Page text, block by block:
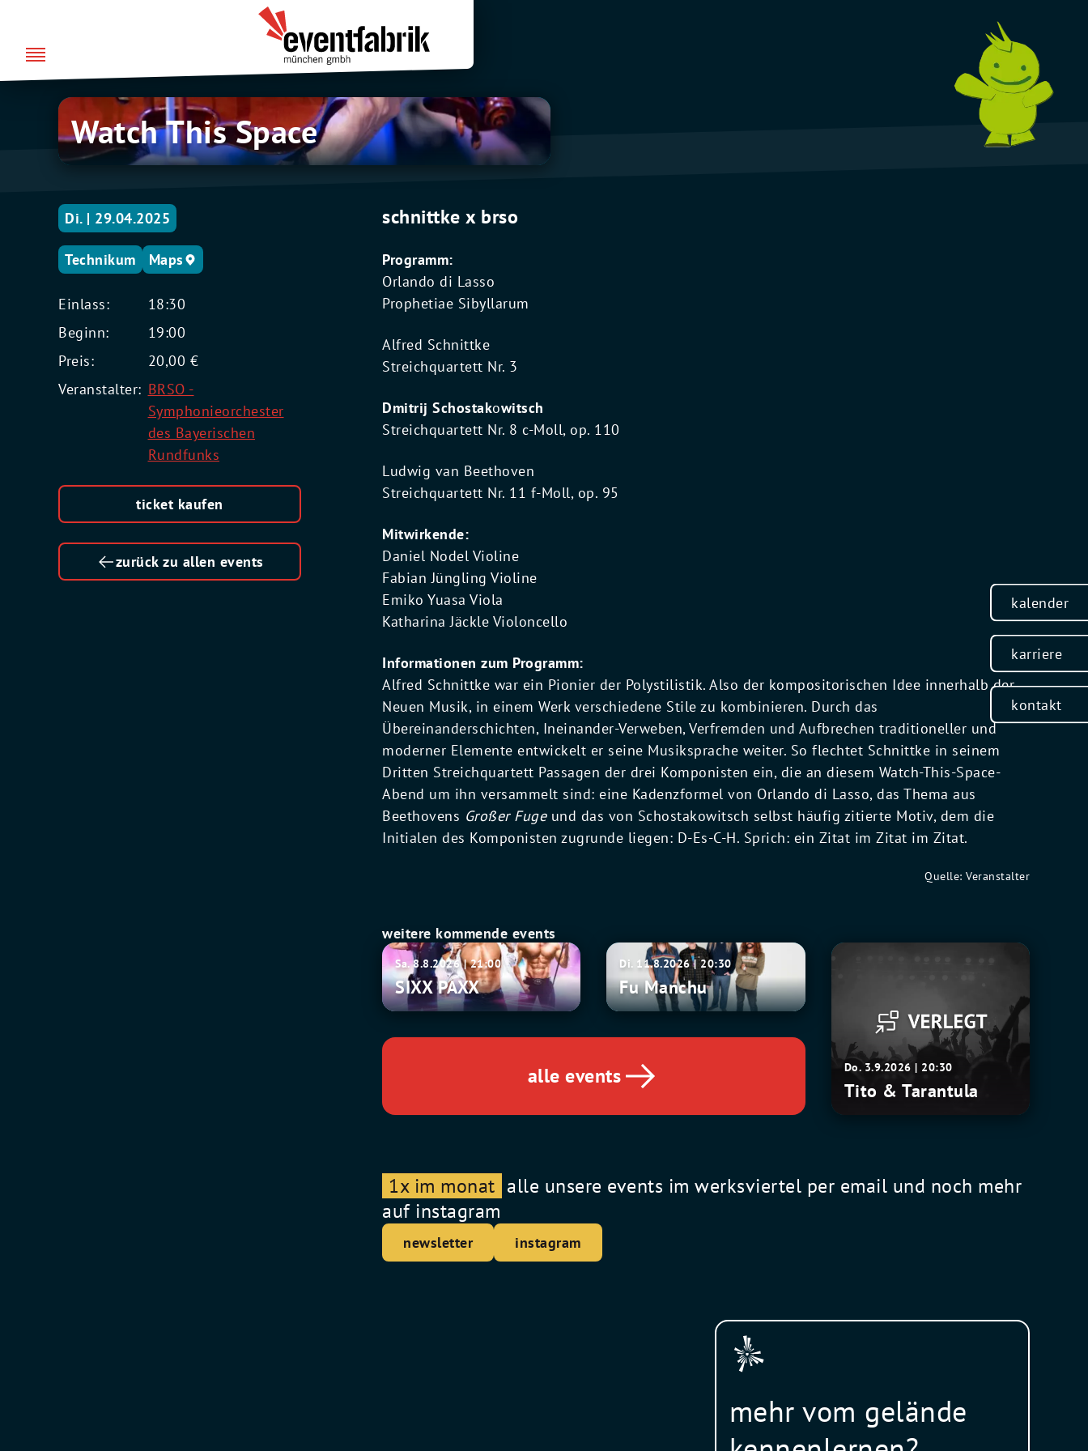
springen
kalender
karriere
kontakt
Watch
This
Space
Watch This Space
schnittke x brso
Programm:
Orlando di Lasso
Prophetiae Sibyllarum
Alfred Schnittke
Streichquartett Nr. 3
Dmitrij Schostakowitsch
Streichquartett Nr. 8 c-Moll, op. 110
Ludwig van Beethoven
Streichquartett Nr. 11 f-Moll, op. 95
Mitwirkende:
Daniel Nodel Violine
Fabian Jüngling Violine
Emiko Yuasa Viola
Katharina Jäckle Violoncello
Informationen zum Programm:
Alfred Schnittke war ein Pionier der Polystilistik. Also der kompositorischen Idee innerhalb der
Neuen Musik, in einem Werk verschiedene Stile zu kombinieren. Durch das
Übereinanderschichten, Ineinander-Verweben, Verfremden und Aufbrechen traditioneller und
moderner Elemente entwickelt er seine Musiksprache weiter. So flechtet Schnittke in seinem
Dritten Streichquartett Passagen der drei Komponisten ein, die an diesem Watch-This-Space-
Abend um ihn versammelt sind: eine Kadenzformel von Orlando di Lasso, das Thema aus
Beethovens Großer Fugeund das von Schostakowitsch selbst häufig zitierte Motiv, dem die
Initialen des Komponisten zugrunde liegen: D-Es-C-H. Sprich: ein Zitat im Zitat im Zitat.
Quelle: Veranstalter
weitere kommende events
SIXX
PAXX
Sa. 8.8.2026 | 21:00
SIXX PAXX
Fu
Manchu
Di. 11.8.2026 | 20:30
Fu Manchu
Tito
Do. 3.9.2026 | 20:30
Tito & Tarantula
alle events
1x im monat alle unsere events im werksviertel per email und noch mehr
auf instagram
newsletter instagram
Di. | 29.04.2025
Technikum Maps
Einlass:
18:30
Beginn:
19:00
Preis:
20,00 €
Veranstalter: BRSO -
Symphonieorchester
des Bayerischen
Rundfunks
ticket kaufen
zurück zu allen events
mehr vom gelände